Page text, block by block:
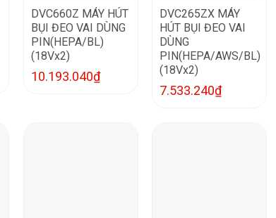
DVC660Z MÁY HÚT
BỤI ĐEO VAI DÙNG
PIN(HEPA/BL)
(18Vx2)
10.193.040₫
DVC265ZX MÁY
HÚT BỤI ĐEO VAI
DÙNG
PIN(HEPA/AWS/BL)
(18Vx2)
7.533.240₫